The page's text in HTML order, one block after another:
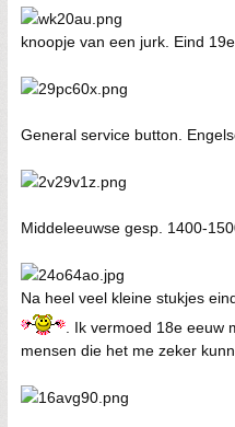
knoopje van een jurk. Eind
General service button.
Middeleeuwse gesp. 1400-
Na heel veel kleine stukjes
. Ik vermoed 18e eeuw
mensen die het me zeker